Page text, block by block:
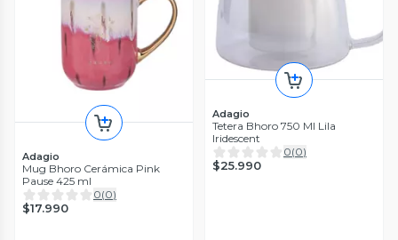
Adagio
Mug Bhoro Cerámica Pink
Pause 425 ml
0(0)
$17.990
Adagio
Tetera Bhoro 750 Ml Lila
Iridescent
0(0)
$25.990